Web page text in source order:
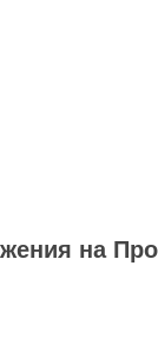
на